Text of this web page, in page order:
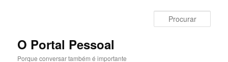
primário
secundárioO Portal Pessoal
Porque conversar também é importante